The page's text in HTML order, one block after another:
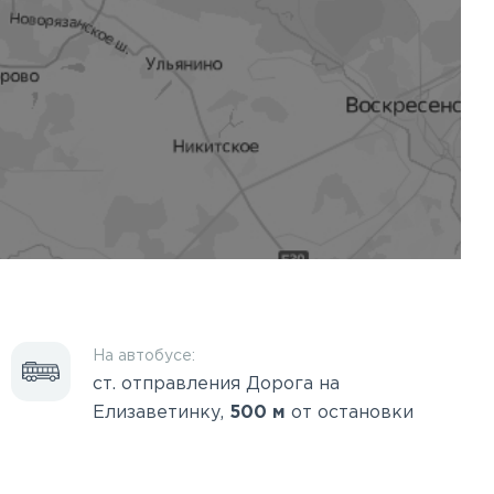
На автобусе:
ст. отправления Дорога на
Елизаветинку, 500 м от остановки